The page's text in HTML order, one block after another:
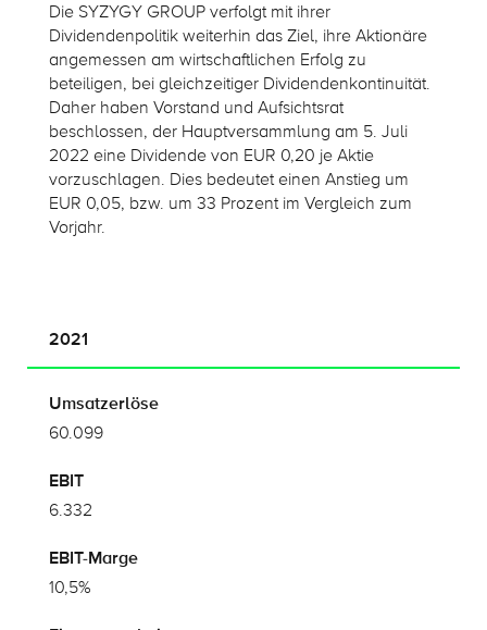
Die SYZYGY GROUP verfolgt mit ihrer
Dividendenpolitik weiterhin das Ziel, ihre Aktionäre
angemessen am wirtschaftlichen Erfolg zu
beteiligen, bei gleichzeitiger Dividendenkontinuität.
Daher haben Vorstand und Aufsichtsrat
beschlossen, der Hauptversammlung am 5. Juli
2022 eine Dividende von EUR 0,20 je Aktie
vorzuschlagen. Dies bedeutet einen Anstieg um
EUR 0,05, bzw. um 33 Prozent im Vergleich zum
Vorjahr.
2021
60.099
6.332
10,5%